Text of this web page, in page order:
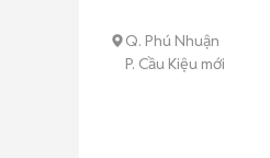
Q. Phú Nhuận
P. Cầu Kiệu mới